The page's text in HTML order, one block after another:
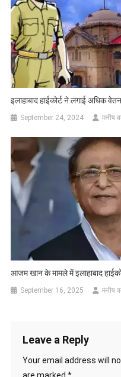
इलाहाबाद हाईकोर्ट ने लगाई अधिक
September 24, 2024 मनीष
आजम खान के मामले में इलाहाबाद
September 16, 2025 मनीष
Leave a Reply
Your email address will